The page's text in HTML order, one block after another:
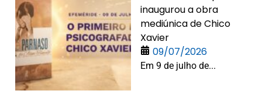
inaugurou a obra
mediúnica de Chico
Xavier
09/07/2026
Em 9 de julho de...